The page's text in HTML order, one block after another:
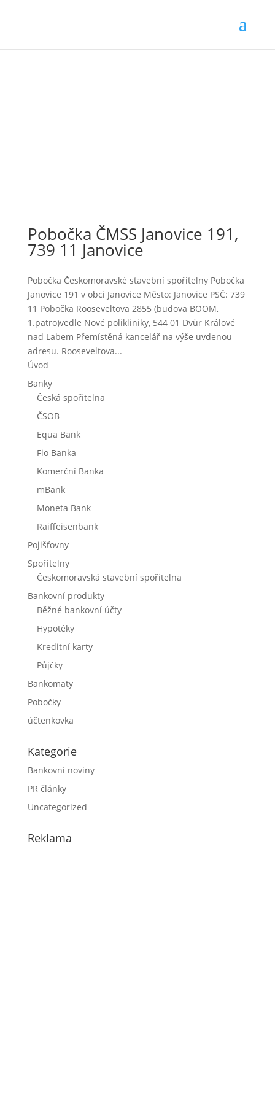
Pobočka ČMSS Janovice 191,
739 11 Janovice
Pobočka Českomoravské stavební spořitelny Pobočka
Janovice 191 v obci Janovice Město: Janovice PSČ: 739
11 Pobočka Rooseveltova 2855 (budova BOOM,
1.patro)vedle Nové polikliniky, 544 01 Dvůr Králové
nad Labem Přemístěná kancelář na výše uvdenou
adresu. Rooseveltova...
Úvod
Banky
Česká spořitelna
ČSOB
Equa Bank
Fio Banka
Komerční Banka
mBank
Moneta Bank
Raiffeisenbank
Pojišťovny
Spořitelny
Českomoravská stavební spořitelna
Bankovní produkty
Běžné bankovní účty
Hypotéky
Kreditní karty
Půjčky
Bankomaty
Pobočky
účtenkovka
Kategorie
Bankovní noviny
PR články
Uncategorized
Reklama